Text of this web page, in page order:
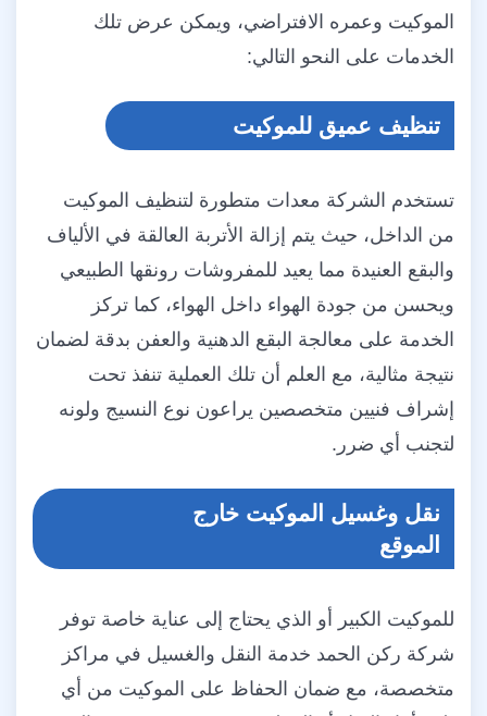
الموكيت وعمره الافتراضي، ويمكن عرض تلك
الخدمات على النحو التالي:
تنظيف عميق للموكيت
تستخدم الشركة معدات متطورة لتنظيف الموكيت
من الداخل، حيث يتم إزالة الأتربة العالقة في الألياف
والبقع العنيدة مما يعيد للمفروشات رونقها الطبيعي
ويحسن من جودة الهواء داخل الهواء، كما تركز
الخدمة على معالجة البقع الدهنية والعفن بدقة لضمان
نتيجة مثالية، مع العلم أن تلك العملية تنفذ تحت
إشراف فنيين متخصصين يراعون نوع النسيج ولونه
لتجنب أي ضرر.
نقل وغسيل الموكيت خارج
الموقع
للموكيت الكبير أو الذي يحتاج إلى عناية خاصة توفر
شركة ركن الحمد خدمة النقل والغسيل في مراكز
متخصصة، مع ضمان الحفاظ على الموكيت من أي